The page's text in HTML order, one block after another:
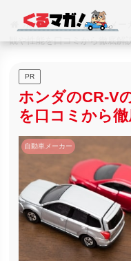
ホーム 自動車メー
観や性能を口コミから徹底解
PR
ホンダのCR-V
を口コミから
自動車メーカー